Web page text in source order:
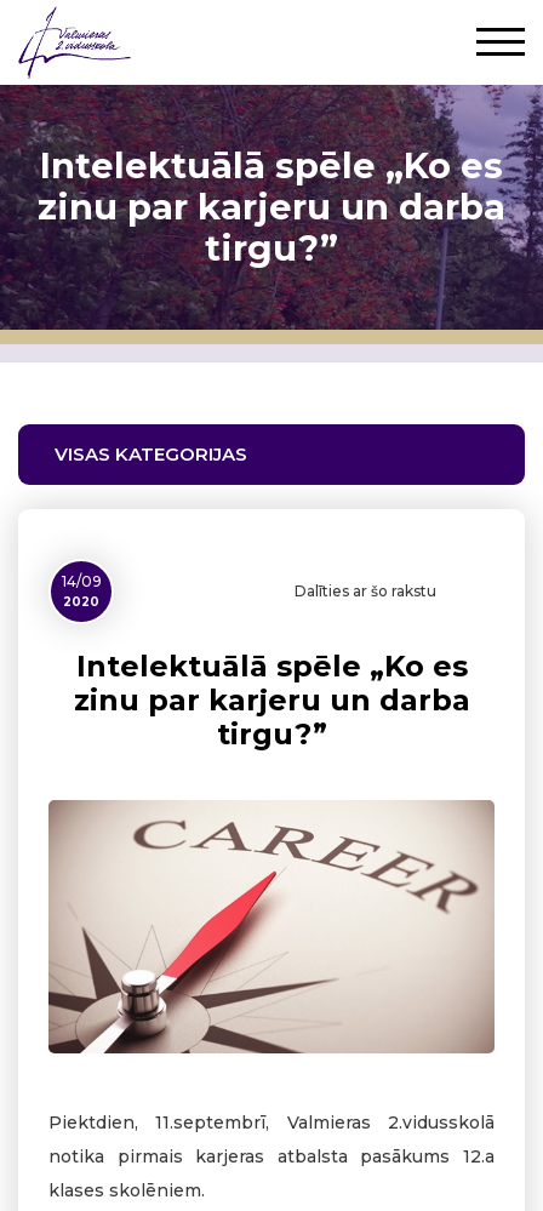
Intelektuālā spēle „Ko es
zinu par karjeru un darba
tirgu?”
VISAS KATEGORIJAS
14/09
2020
Dalīties ar šo rakstu
Intelektuālā spēle „Ko es
zinu par karjeru un darba
tirgu?”
Piektdien, 11.septembrī, Valmieras 2.vidusskolā
notika pirmais karjeras atbalsta pasākums 12.a
klases skolēniem.